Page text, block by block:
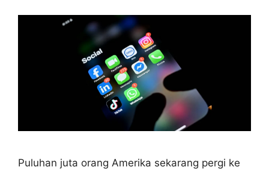
Puluhan juta orang Amerika sekarang pergi ke